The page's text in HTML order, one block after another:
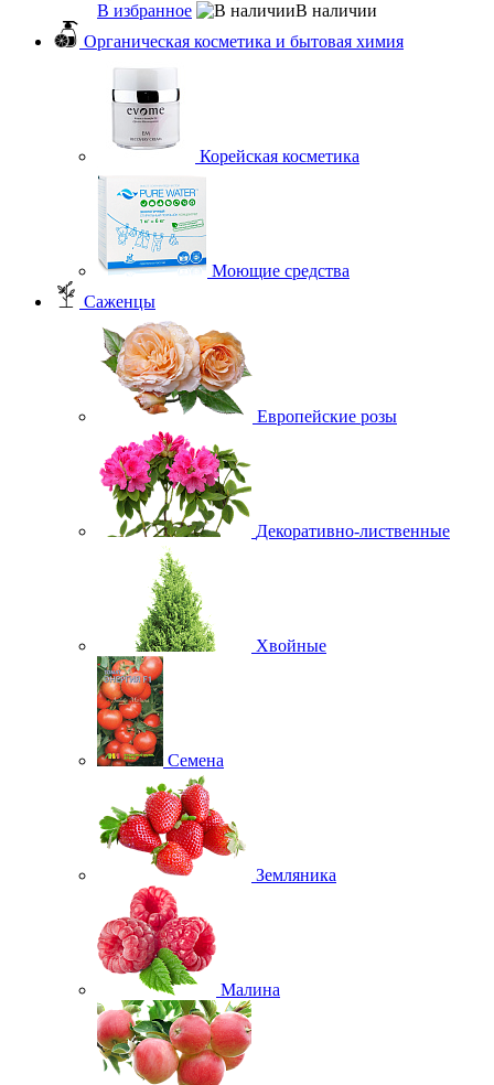
В избранное
В наличии
Органическая косметика и бытовая химия
Корейская косметика
Моющие средства
Саженцы
Европейские розы
Декоративно-лиственные
Хвойные
Семена
Земляника
Малина